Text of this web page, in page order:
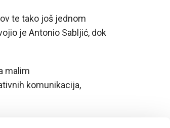
te tako još jednom
je Antonio Sabljić, dok
malim
komunikacija,